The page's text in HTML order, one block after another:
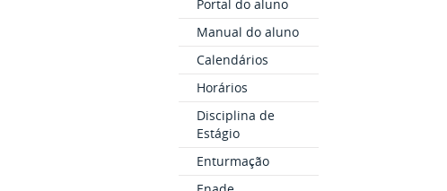
Portal do aluno
Manual do aluno
Calendários
Horários
Disciplina de
Estágio
Enturmação